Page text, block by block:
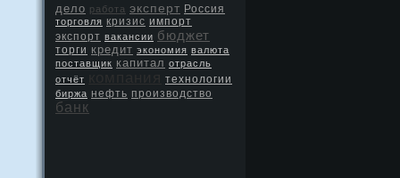
дело работа эксперт Россия
торговля кризис импорт
экспорт вакансии бюджет
торги кредит экономия валюта
поставщик капитал отрасль
отчёт
технологии
биржа нефть производство
банк